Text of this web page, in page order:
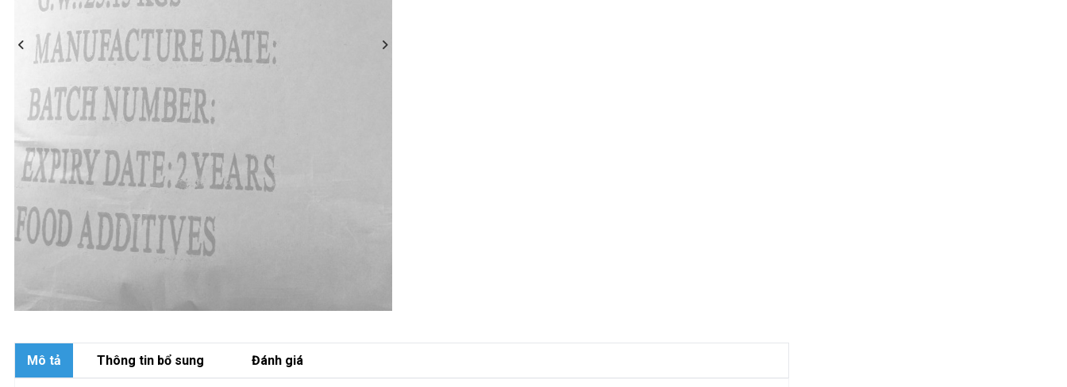
Mô tả Thông tin bổ sung Đánh giá